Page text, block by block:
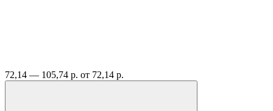
72,14 — 105,74 р. от 72,14 р.